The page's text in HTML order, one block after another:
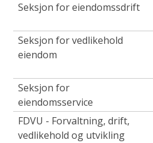
Seksjon for eiendomssdrift
Seksjon for vedlikehold
eiendom
Seksjon for
eiendomsservice
FDVU - Forvaltning, drift,
vedlikehold og utvikling